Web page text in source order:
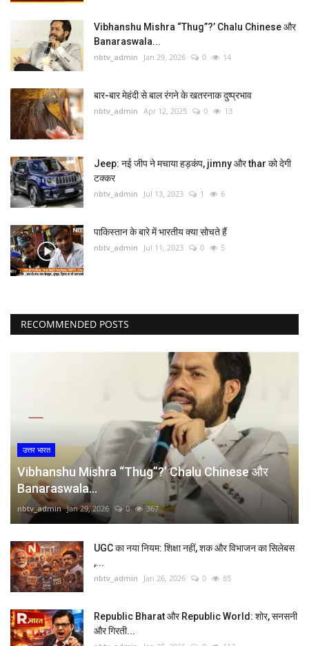
खेल-खिलाड़ी
विज्ञान -तकनीक
घुमक्कड़
धर्म-अध्यात्म
सेहत
ऑटोमोबाइल
शिक्षा पेशा
विविध
Vibhanshu Mishra “Thug”?’ Chalu Chinese और
Banaraswala...
nbtv_admin Jan 29, 2026 0 14
बार-बार मेहंदी से बाल रंगने के खतरनाक दुष्प्रभाव
nbtv_admin Apr 12, 2025 0 13
Jeep: नई जीप ने मचाया हड़कंप, jimny और thar को देगी
टक्कर
nbtv_admin Jul 13, 2023 1 6
पाकिस्तान के बारे में भारतीय क्या सोचते हैं
nbtv_admin Jul 11, 2023 0 5
RECOMMENDED POSTS
उत्तर भारत
Vibhanshu Mishra “Thug”?’ Chalu Chinese और
Banaraswala...
nbtv_admin Jan 29, 2026 0 367
UGC का नया नियम: शिक्षा नहीं, शक और विभाजन का सिलेबस
,...
nbtv_admin Jan 26, 2026 0 85
Republic Bharat और Republic World: शोर, सनसनी
और गिरती...